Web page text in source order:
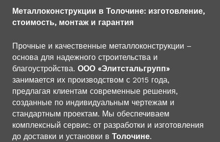
Металлоконструкции в Толочине: изготовление,
стоимость, монтаж и гарантия
Прочные и качественные металлоконструкции –
основа для надежного строительства и
благоустройства. ООО «Элитстальгрупп»
занимается их производством с 2015 года,
предлагая клиентам современные решения,
созданные по индивидуальным чертежам и
стандартным проектам. Мы обеспечиваем
комплексный сервис: от разработки и изготовления
до доставки и установки в Толочине.